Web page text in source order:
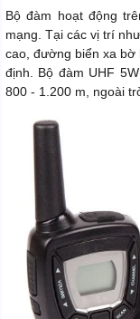
Bộ đàm hoạt động
mạng. Tại các vị trí
cao, đường biển xa bờ
định. Bộ đàm UHF
800 - 1.200 m, ngoài